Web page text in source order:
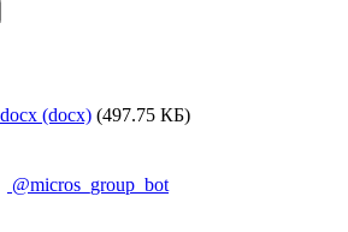
(docx) (497.75 КБ)
@micros_group_bot